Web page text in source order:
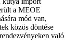
a MEOE
mód van,
közös döntése
való